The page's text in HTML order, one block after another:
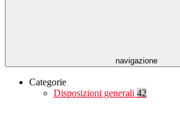
navigazione
Categorie
Disposizioni generali 42